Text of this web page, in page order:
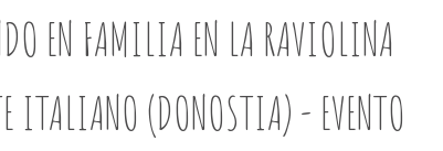
EN FAMILIA EN LA RAVIOLINA
ITALIANO (DONOSTIA) - EVENTO